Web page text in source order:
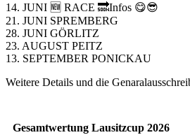
14. JUNI 🆕️ RACE 🔜Infos 😋😎
21. JUNI SPREMBERG
28. JUNI GÖRLITZ
23. AUGUST PEITZ
13. SEPTEMBER PONICKAU
Weitere Details und die
Gesamtwertung Lausitzcup 2026